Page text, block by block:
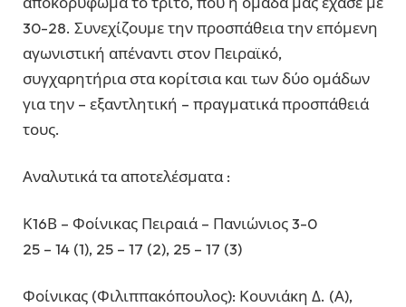
30-28. Συνεχίζουμε την προσπάθεια την επόμενη
αγωνιστική απέναντι στον Πειραϊκό,
συγχαρητήρια στα κορίτσια και των δύο ομάδων
για την – εξαντλητική – πραγματικά προσπάθειά
τους.
Αναλυτικά τα αποτελέσματα :
Κ16Β – Φοίνικας Πειραιά – Πανιώνιος 3-0
25 – 14 (1), 25 – 17 (2), 25 – 17 (3)
Φοίνικας (Φιλιππακόπουλος): Κουνιάκη Δ. (Α),